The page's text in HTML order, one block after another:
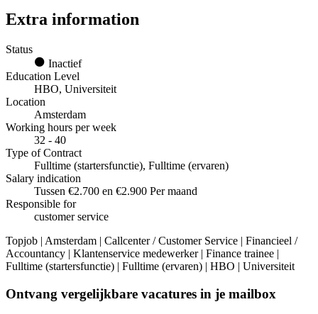
Extra information
Status
Inactief
Education Level
HBO, Universiteit
Location
Amsterdam
Working hours per week
32 - 40
Type of Contract
Fulltime (startersfunctie), Fulltime (ervaren)
Salary indication
Tussen €2.700 en €2.900 Per maand
Responsible for
customer service
Topjob | Amsterdam | Callcenter / Customer Service | Financieel /
Accountancy | Klantenservice medewerker | Finance trainee |
Fulltime (startersfunctie) | Fulltime (ervaren) | HBO | Universiteit
Ontvang vergelijkbare vacatures in je mailbox